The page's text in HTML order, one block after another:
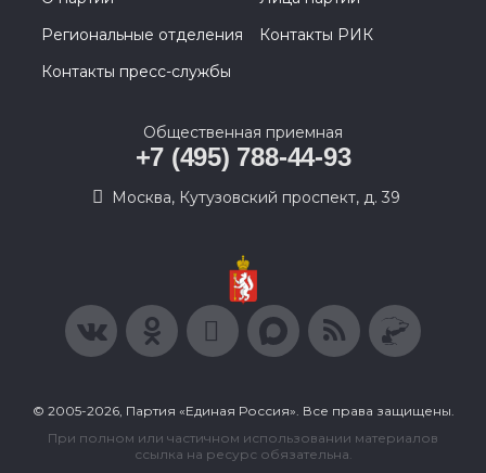
Региональные отделения
Контакты РИК
Контакты пресс-службы
Общественная приемная
+7 (495) 788-44-93
Москва, Кутузовский проспект, д. 39
© 2005-2026, Партия «Единая Россия». Все права защищены.
При полном или частичном использовании материалов
ссылка на ресурс обязательна.